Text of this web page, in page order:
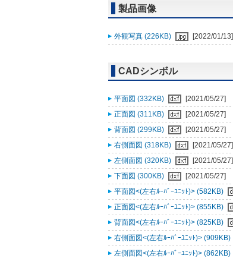
製品画像
外観写真 (226KB) [2022/01/13]
CADシンボル
平面図 (332KB)
[2021/05/27]
正面図 (311KB)
[2021/05/27]
背面図 (299KB)
[2021/05/27]
右側面図 (318KB)
[2021/05/27]
左側面図 (320KB)
[2021/05/27]
下面図 (300KB)
[2021/05/27]
平面図<(左右ﾙｰﾊﾞｰﾕﾆｯﾄ)> (582KB)
正面図<(左右ﾙｰﾊﾞｰﾕﾆｯﾄ)> (855KB)
背面図<(左右ﾙｰﾊﾞｰﾕﾆｯﾄ)> (825KB)
右側面図<(左右ﾙｰﾊﾞｰﾕﾆｯﾄ)> (909KB)
左側面図<(左右ﾙｰﾊﾞｰﾕﾆｯﾄ)> (862KB)